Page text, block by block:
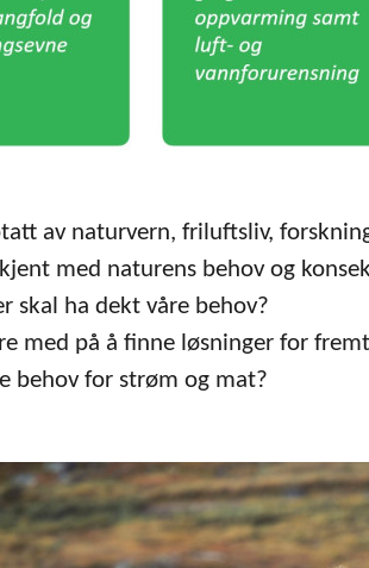
av naturvern, friluftsliv,
med naturens behov og
skal ha dekt våre behov?
med på å finne løsninger for
behov for strøm og mat?